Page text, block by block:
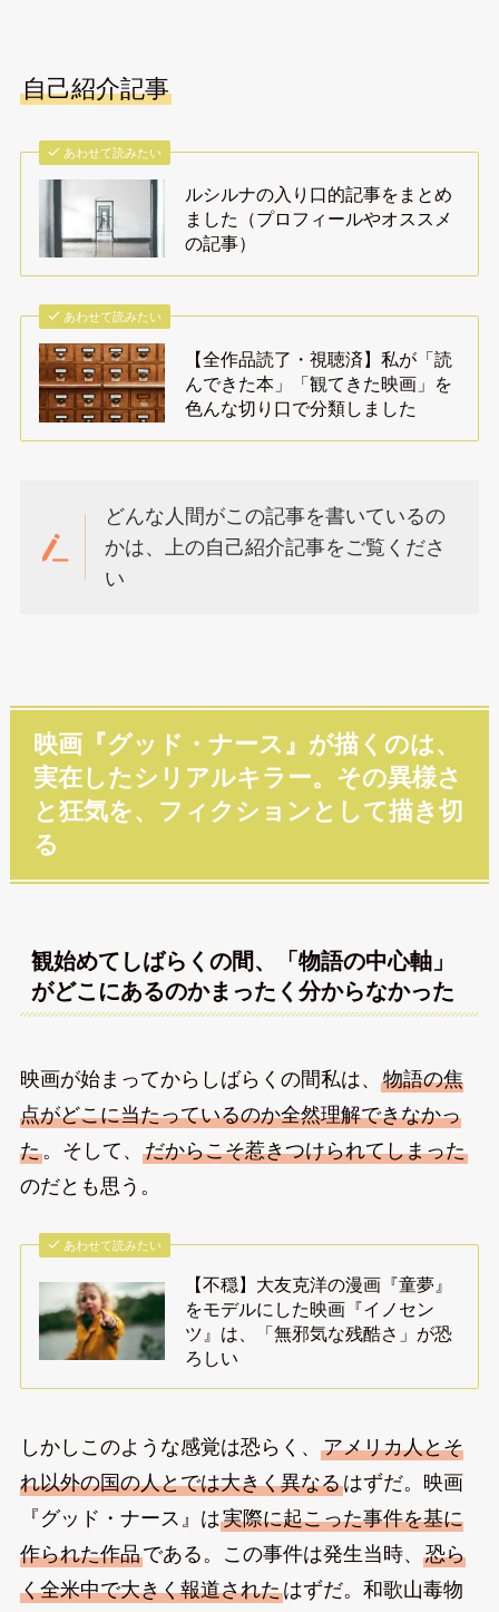
自己紹介記事
あわせて読みたい
ルシルナの入り口的記事をまとめ
ました（プロフィールやオススメ
の記事）
あわせて読みたい
【全作品読了・視聴済】私が「読
んできた本」「観てきた映画」を
色んな切り口で分類しました
どんな人間がこの記事を書いているの
かは、上の自己紹介記事をご覧くださ
い
映画『グッド・ナース』が描くのは、
実在したシリアルキラー。その異様さ
と狂気を、フィクションとして描き切
る
観始めてしばらくの間、「物語の中心軸」
がどこにあるのかまったく分からなかった
映画が始まってからしばらくの間私は、 物語の焦
点がどこに当たっているのか全然理解できなかっ
た。そして、 だからこそ惹きつけられてしまった
のだとも思う。
あわせて読みたい
【不穏】大友克洋の漫画『童夢』
をモデルにした映画『イノセン
ツ』は、「無邪気な残酷さ」が恐
ろしい
しかしこのような感覚は恐らく、 アメリカ人とそ
れ以外の国の人とでは大きく異なるはずだ。映画
『グッド・ナース』は実際に起こった事件を基に
作られた作品である。この事件は発生当時、 恐ら
く全米中で大きく報道されたはずだ。和歌山毒物